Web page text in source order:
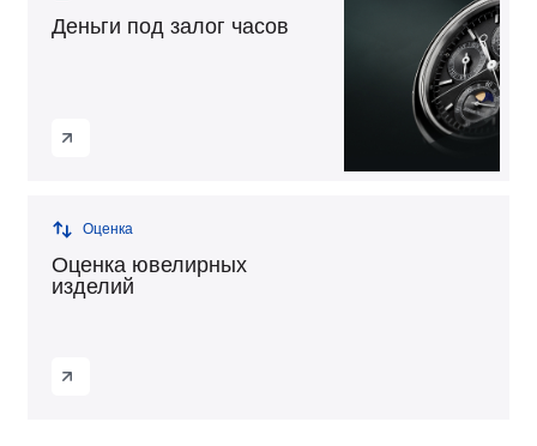
Деньги под залог часов
Оценка
Оценка ювелирных
изделий